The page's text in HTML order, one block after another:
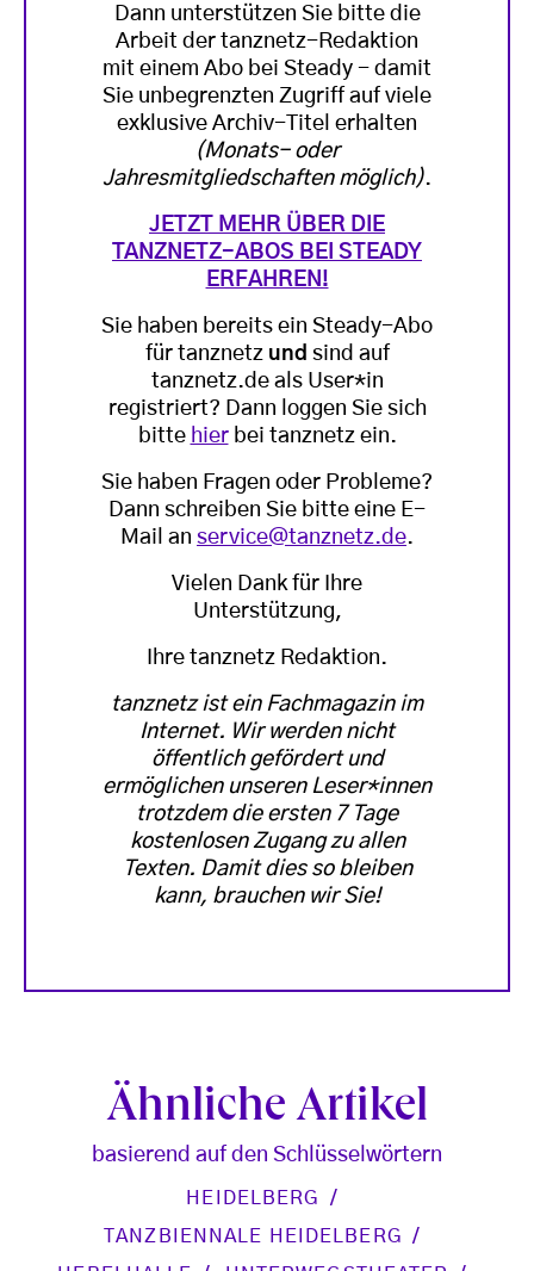
Dann unterstützen Sie bitte die
Arbeit der tanznetz-Redaktion
mit einem Abo bei Steady - damit
Sie unbegrenzten Zugriff auf viele
exklusive Archiv-Titel erhalten
(Monats- oder
Jahresmitgliedschaften möglich).
JETZT MEHR ÜBER DIE
TANZNETZ-ABOS BEI STEADY
ERFAHREN!
Sie haben bereits ein Steady-Abo
für tanznetz und sind auf
tanznetz.de als User*in
registriert? Dann loggen Sie sich
bitte hierbei tanznetz ein.
Sie haben Fragen oder Probleme?
Dann schreiben Sie bitte eine E-
Mail an service@tanznetz.de.
Vielen Dank für Ihre
Unterstützung,
Ihre tanznetz Redaktion.
tanznetz ist ein Fachmagazin im
Internet. Wir werden nicht
öffentlich gefördert und
ermöglichen unseren Leser*innen
trotzdem die ersten 7 Tage
kostenlosen Zugang zu allen
Texten. Damit dies so bleiben
kann, brauchen wir Sie!
Ähnliche Artikel
basierend auf den Schlüsselwörtern
HEIDELBERG
TANZBIENNALE HEIDELBERG